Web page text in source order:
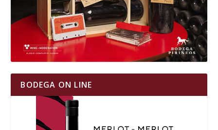
BODEGA ON LINE